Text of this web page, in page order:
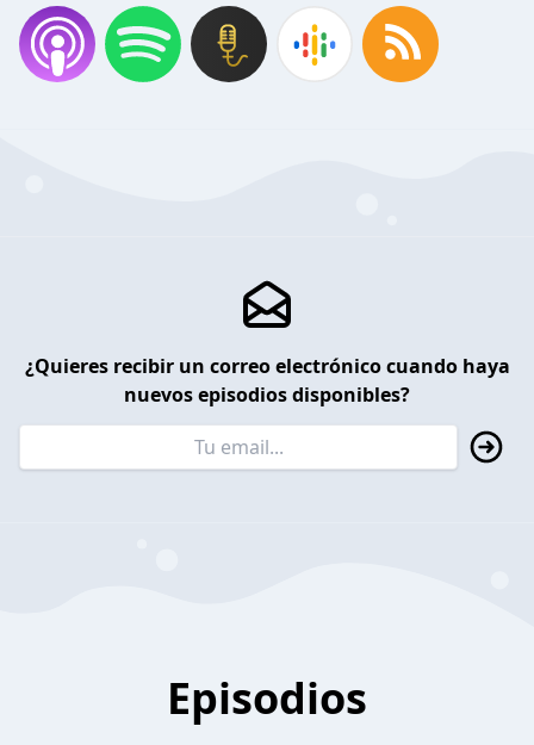
¿Quieres recibir un correo electrónico cuando haya
nuevos episodios disponibles?
Episodios